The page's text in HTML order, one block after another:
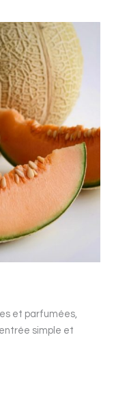
et parfumées,
simple et